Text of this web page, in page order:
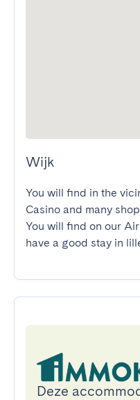
Wijk
You will find in the
Casino and many
You will find on our
have a good stay in
Deze